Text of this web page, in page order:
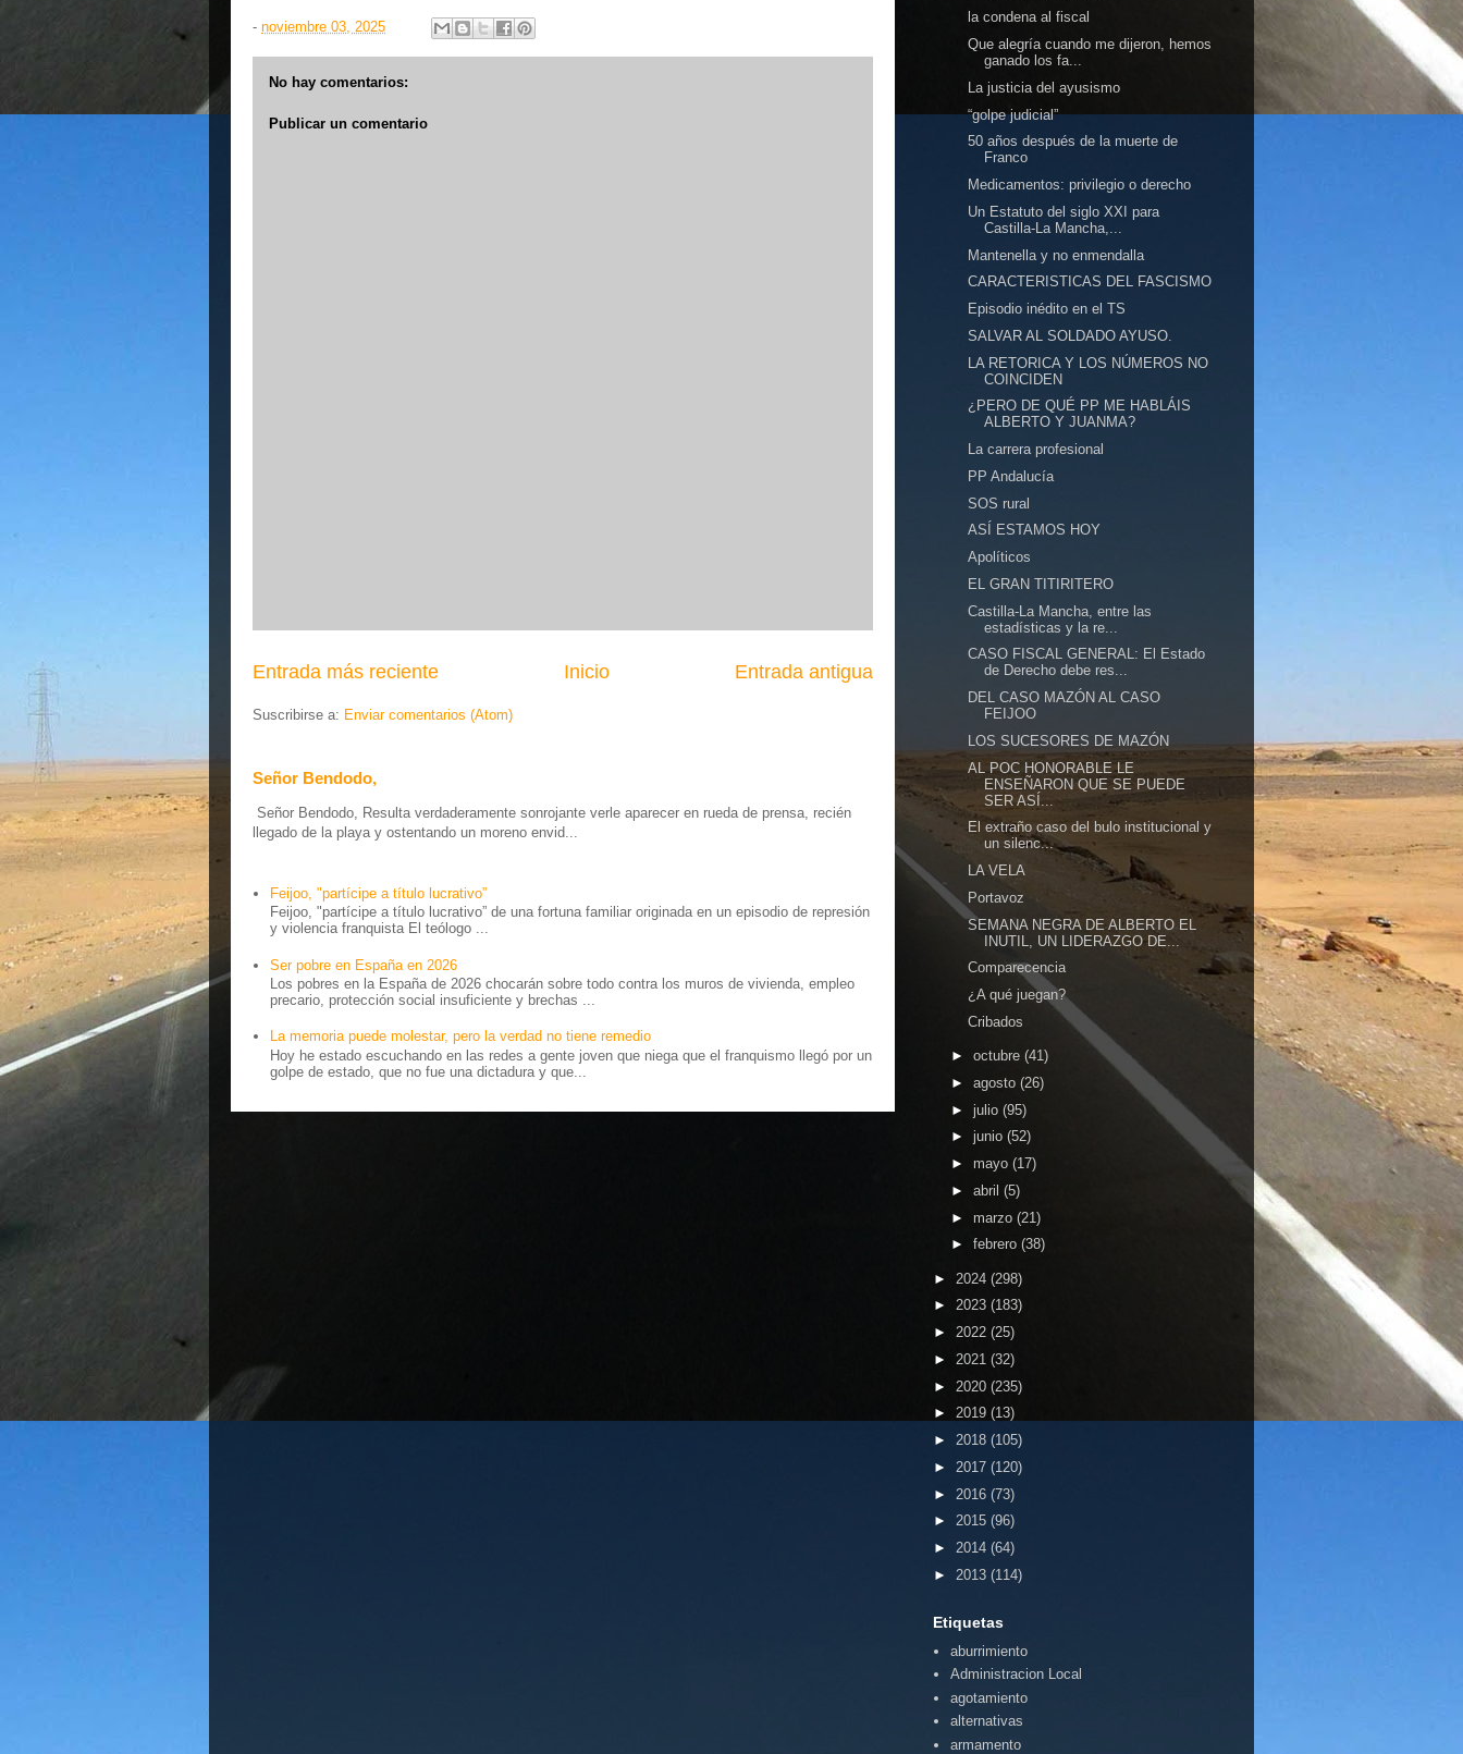
- noviembre 03, 2025
No hay comentarios:
Publicar un comentario
Entrada más reciente Entrada antigua
Inicio
Suscribirse a: Enviar comentarios (Atom)
Señor Bendodo,
Señor Bendodo, Resulta verdaderamente sonrojante verle aparecer en rueda de prensa, recién
llegado de la playa y ostentando un moreno envid...
Feijoo, "partícipe a título lucrativo”
Feijoo, "partícipe a título lucrativo” de una fortuna familiar originada en un episodio de represión
y violencia franquista El teólogo ...
Ser pobre en España en 2026
Los pobres en la España de 2026 chocarán sobre todo contra los muros de vivienda, empleo
precario, protección social insuficiente y brechas ...
La memoria puede molestar, pero la verdad no tiene remedio
Hoy he estado escuchando en las redes a gente joven que niega que el franquismo llegó por un
golpe de estado, que no fue una dictadura y que...
la condena al fiscal
Que alegría cuando me dijeron, hemos
ganado los fa...
La justicia del ayusismo
“golpe judicial”
50 años después de la muerte de
Franco
Medicamentos: privilegio o derecho
Un Estatuto del siglo XXI para
Castilla‑La Mancha,...
Mantenella y no enmendalla
CARACTERISTICAS DEL FASCISMO
Episodio inédito en el TS
SALVAR AL SOLDADO AYUSO.
LA RETORICA Y LOS NÚMEROS NO
COINCIDEN
¿PERO DE QUÉ PP ME HABLÁIS
ALBERTO Y JUANMA?
La carrera profesional
PP Andalucía
SOS rural
ASÍ ESTAMOS HOY
Apolíticos
EL GRAN TITIRITERO
Castilla-La Mancha, entre las
estadísticas y la re...
CASO FISCAL GENERAL: El Estado
de Derecho debe res...
DEL CASO MAZÓN AL CASO
FEIJOO
LOS SUCESORES DE MAZÓN
AL POC HONORABLE LE
ENSEÑARON QUE SE PUEDE
SER ASÍ...
El extraño caso del bulo institucional y
un silenc...
LA VELA
Portavoz
SEMANA NEGRA DE ALBERTO EL
INUTIL, UN LIDERAZGO DE...
Comparecencia
¿A qué juegan?
Cribados
► octubre (41)
► agosto (26)
► julio (95)
► junio (52)
► mayo (17)
► abril (5)
► marzo (21)
► febrero (38)
► 2024 (298)
► 2023 (183)
► 2022 (25)
► 2021 (32)
► 2020 (235)
► 2019 (13)
► 2018 (105)
► 2017 (120)
► 2016 (73)
► 2015 (96)
► 2014 (64)
► 2013 (114)
Etiquetas
aburrimiento
Administracion Local
agotamiento
alternativas
armamento